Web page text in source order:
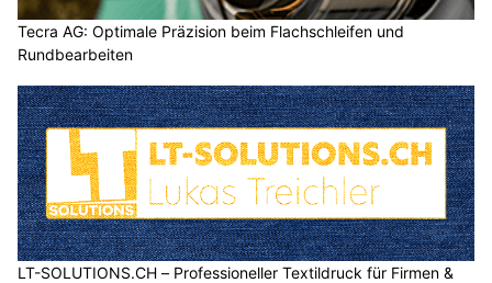
Tecra AG: Optimale Präzision beim Flachschleifen und
Rundbearbeiten
LT-SOLUTIONS.CH – Professioneller Textildruck für Firmen &